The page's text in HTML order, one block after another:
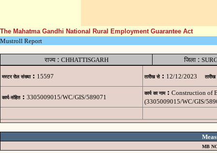
The Mahatma Gandhi National Rural Employment Guarantee Act
Mustroll Report
राज्य: CHHATTISGARH जिला :
मस्टर रोल संख्या : 15597 तारीख से : 12/12/2023 तारीख
कार्य-संहित : 3305009015/WC/GIS/589071
कार्य का नाम : Construction of
(3305009015/WC/GIS/
MB